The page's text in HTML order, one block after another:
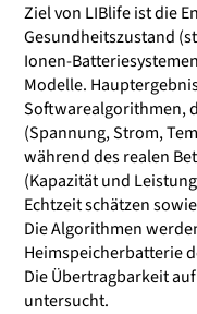
Ziel von LIBlife ist die
Gesundheitszustand
Ionen-
Modelle.
Softwarealgorithmen,
(Spannung, Strom,
während des realen
(Kapazität und
Echtzeit schätzen
Die Algorithmen
Heimspeicherbatterie
Die Übertragbarkeit
untersucht.